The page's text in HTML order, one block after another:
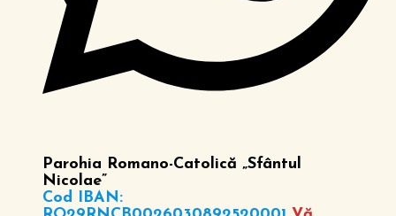
Parohia Romano-Catolică „Sfântul
Nicolae”
Cod IBAN: